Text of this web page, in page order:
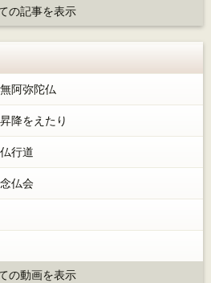
の記事を表示
阿弥陀仏
降をえたり
行道
仏会
の動画を表示